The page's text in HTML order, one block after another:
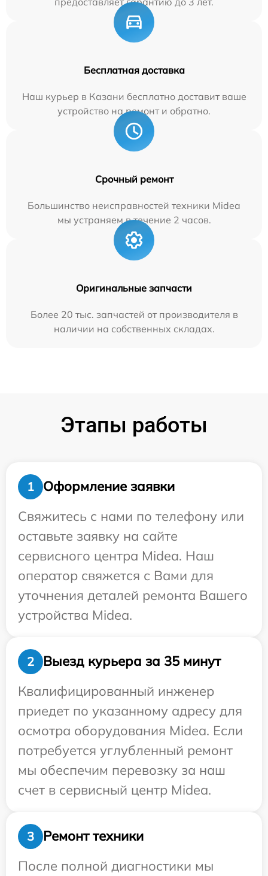
Бесплатная доставка
Наш курьер в Казани бесплатно доставит ваше
устройство на ремонт и обратно.
Срочный ремонт
Большинство неисправностей техники Midea
мы устраняем в течение 2 часов.
Оригинальные запчасти
Более 20 тыс. запчастей от производителя в
наличии на собственных складах.
Этапы работы
1
Оформление заявки
Свяжитесь с нами по телефону или
оставьте заявку на сайте
сервисного центра Midea. Наш
оператор свяжется с Вами для
уточнения деталей ремонта Вашего
устройства Midea.
2
Выезд курьера за 35 минут
Квалифицированный инженер
приедет по указанному адресу для
осмотра оборудования Midea. Если
потребуется углубленный ремонт
мы обеспечим перевозку за наш
счет в сервисный центр Midea.
3
Ремонт техники
После полной диагностики мы